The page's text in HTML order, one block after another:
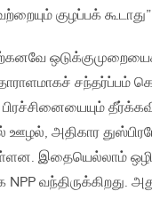
குழப்பக்
சந்தர்ப்பம்
ஊழல், அதிகார
இதையெல்லாம்
NPP வந்திருக்கிறது.